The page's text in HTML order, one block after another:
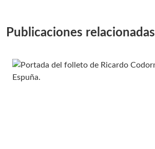
Publicaciones relacionadas